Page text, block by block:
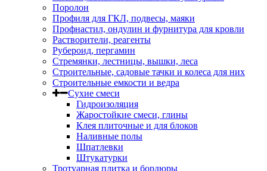
Поролон
Профиля для ГКЛ, подвесы, маяки
Профнастил, ондулин и фурнитура для кровли
Растворители, реагенты
Рубероид, пергамин
Стремянки, лестницы, вышки, леса
Строительные, садовые тачки и колеса для них
Строительные емкости и ведра
Сухие смеси
Гидроизоляция
Жаростойкие смеси, глины
Клея плиточные и для блоков
Наливные полы
Шпатлевки
Штукатурки
Тротуарная плитка и бордюры